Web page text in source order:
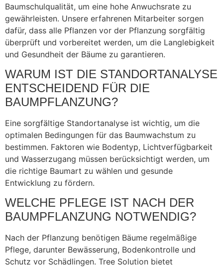
Baumschulqualität, um eine hohe Anwuchsrate zu
gewährleisten. Unsere erfahrenen Mitarbeiter sorgen
dafür, dass alle Pflanzen vor der Pflanzung sorgfältig
überprüft und vorbereitet werden, um die Langlebigkeit
und Gesundheit der Bäume zu garantieren.
WARUM IST DIE STANDORTANALYSE
ENTSCHEIDEND FÜR DIE
BAUMPFLANZUNG?
Eine sorgfältige Standortanalyse ist wichtig, um die
optimalen Bedingungen für das Baumwachstum zu
bestimmen. Faktoren wie Bodentyp, Lichtverfügbarkeit
und Wasserzugang müssen berücksichtigt werden, um
die richtige Baumart zu wählen und gesunde
Entwicklung zu fördern.
WELCHE PFLEGE IST NACH DER
BAUMPFLANZUNG NOTWENDIG?
Nach der Pflanzung benötigen Bäume regelmäßige
Pflege, darunter Bewässerung, Bodenkontrolle und
Schutz vor Schädlingen. Tree Solution bietet